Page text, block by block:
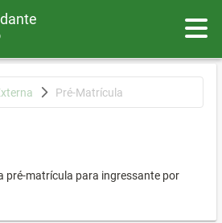
Pré-Matrícula
pré-matrícula para ingressante por